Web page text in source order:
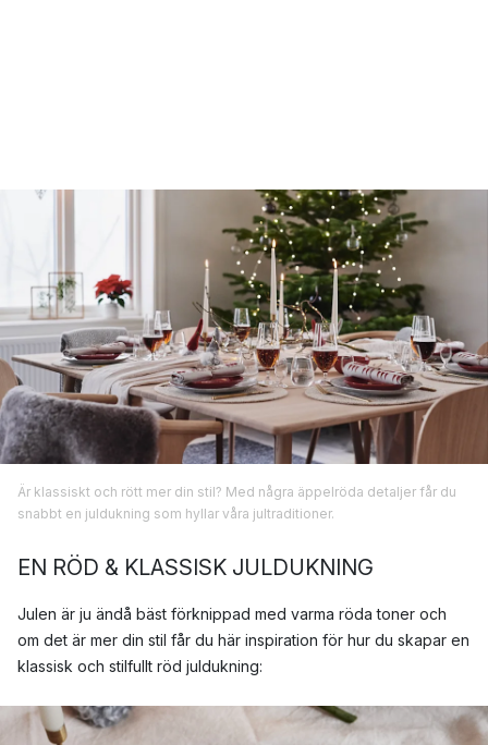
Är klassiskt och rött mer din stil? Med några äppelröda detaljer får du
snabbt en juldukning som hyllar våra jultraditioner.
EN RÖD & KLASSISK JULDUKNING
Julen är ju ändå bäst förknippad med varma röda toner och
om det är mer din stil får du här inspiration för hur du skapar en
klassisk och stilfullt röd juldukning: